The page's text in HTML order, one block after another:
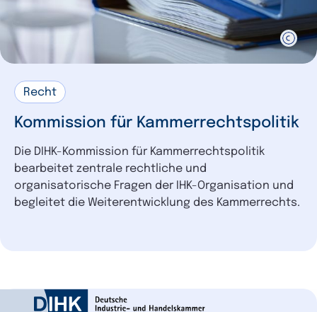
Recht
Kommission für Kammerrechtspolitik
Die DIHK-Kommission für Kammerrechtspolitik
bearbeitet zentrale rechtliche und
organisatorische Fragen der IHK-Organisation und
begleitet die Weiterentwicklung des Kammerrechts.